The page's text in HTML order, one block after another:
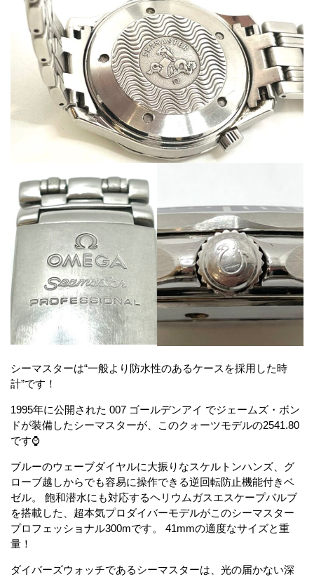
シーマスターは“一般より防水性のあるケースを採用した時
計”です！
1995年に公開された 007 ゴールデンアイ でジェームズ・ボン
ドが装備したシーマスターが、このクォーツモデルの2541.80
です⌚
ブルーのウェーブダイヤルに大振りなスケルトンハンズ、グ
ローブ越しからでも容易に操作できる逆回転防止機能付きベ
ゼル。 飽和潜水にも対応するヘリウムガスエスケープバルブ
を搭載した、超本気プロダイバーモデルがこのシーマスター
プロフェッショナル300mです。 41mmの適度なサイズと重
量！
ダイバーズウォッチであるシーマスターは、光の届かない深